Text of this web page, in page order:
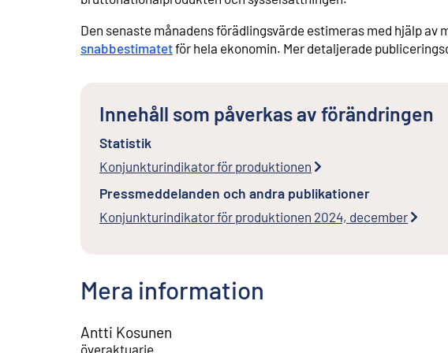
Den senaste månadens förädlingsvärde estimeras med hjälp av
snabbestimatetför hela ekonomin. Mer detaljerade
Innehåll som påverkas av förändringen
Statistik
Konjunkturindikator för produktionen
Pressmeddelanden och andra publikationer
Konjunkturindikator för produktionen 2024, december
Mera information
Antti Kosunen
överaktuarie